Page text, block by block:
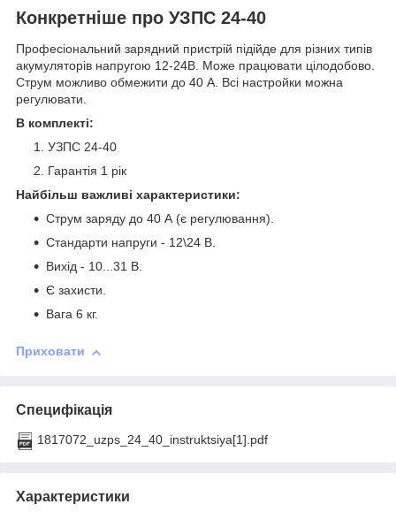
Конкретніше про УЗПС 24-40
Професіональний зарядний пристрій підійде для різних типів
акумуляторів напругою 12-24В. Може працювати цілодобово.
Струм можливо обмежити до 40 А. Всі настройки можна
регулювати.
В комплекті:
УЗПС 24-40
Гарантія 1 рік
Найбільш важливі характеристики:
Струм заряду до 40 А (є регулювання).
Стандарти напруги - 12\24 В.
Вихід - 10...31 В.
Є захисти.
Вага 6 кг.
Приховати
Специфікація
1817072_uzps_24_40_instruktsiya[1].pdf
Характеристики